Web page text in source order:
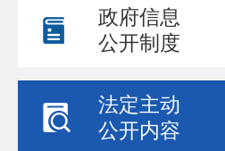
政府信息
公开制度
法定主动
公开内容